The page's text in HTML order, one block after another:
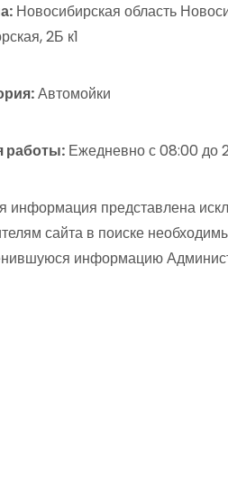
Новосибирская область
2Б к1
Автомойки
работы: Ежедневно с 08:00 до
информация представлена
сайта в поиске
информацию